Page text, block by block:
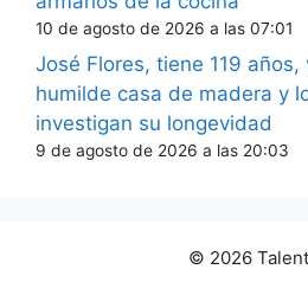
10 de agosto de 2026 a las 07:01
José Flores, tiene 119 años,
humilde casa de madera y
investigan su longevidad
9 de agosto de 2026 a las 20:03
© 2026